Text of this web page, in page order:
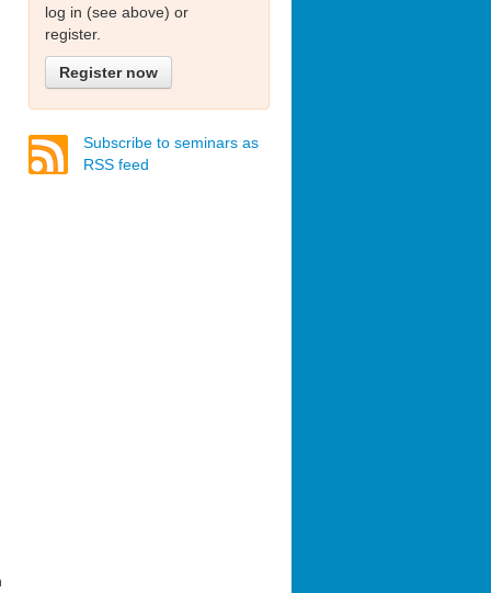
log in (see above) or
register.
Register now
Subscribe to seminars as
RSS feed